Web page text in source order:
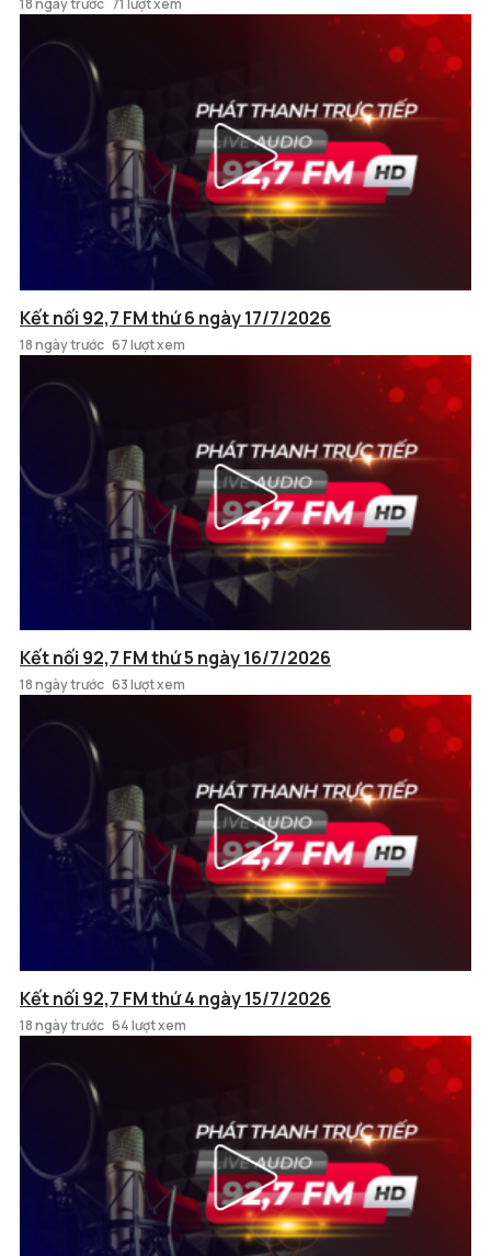
18 ngày trước 71 lượt xem
Kết nối 92,7 FM thứ 6 ngày 17/7/2026
18 ngày trước 67 lượt xem
Kết nối 92,7 FM thứ 5 ngày 16/7/2026
18 ngày trước 63 lượt xem
Kết nối 92,7 FM thứ 4 ngày 15/7/2026
18 ngày trước 64 lượt xem